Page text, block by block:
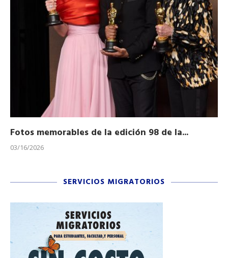
Fotos memorables de la edición 98 de la...
03/16/2026
SERVICIOS MIGRATORIOS